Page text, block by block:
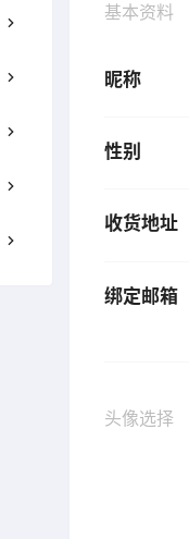
基本资料
昵称
性别
收货地址
绑定邮箱
头像选择